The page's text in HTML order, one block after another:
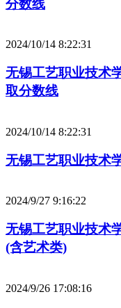
分数线
2024/10/14 8:22:31
无锡工艺职业技术
取分数线
2024/10/14 8:22:31
无锡工艺职业技术
2024/9/27 9:16:22
无锡工艺职业技术
(含艺术类)
2024/9/26 17:08:16